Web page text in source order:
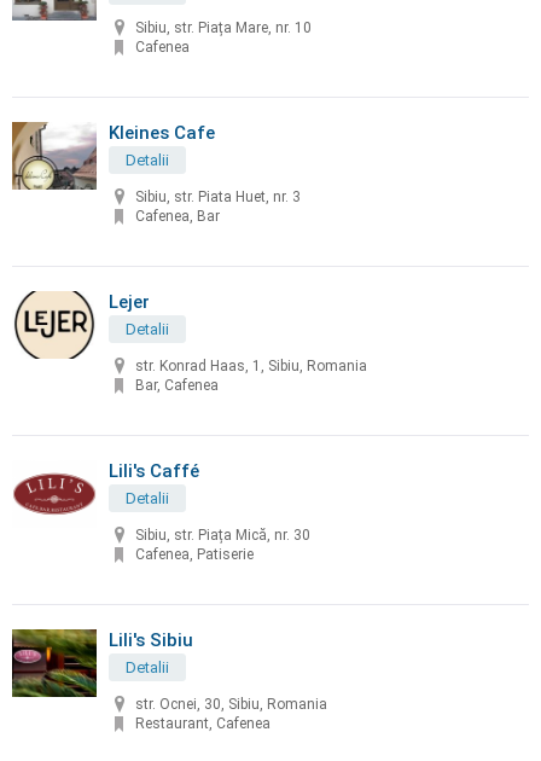
Sibiu, str. Piața Mare, nr. 10
Cafenea
Kleines Cafe
Detalii
Sibiu, str. Piata Huet, nr. 3
Cafenea, Bar
Lejer
Detalii
str. Konrad Haas, 1, Sibiu, Romania
Bar, Cafenea
Lili's Caffé
Detalii
Sibiu, str. Piața Mică, nr. 30
Cafenea, Patiserie
Lili's Sibiu
Detalii
str. Ocnei, 30, Sibiu, Romania
Restaurant, Cafenea